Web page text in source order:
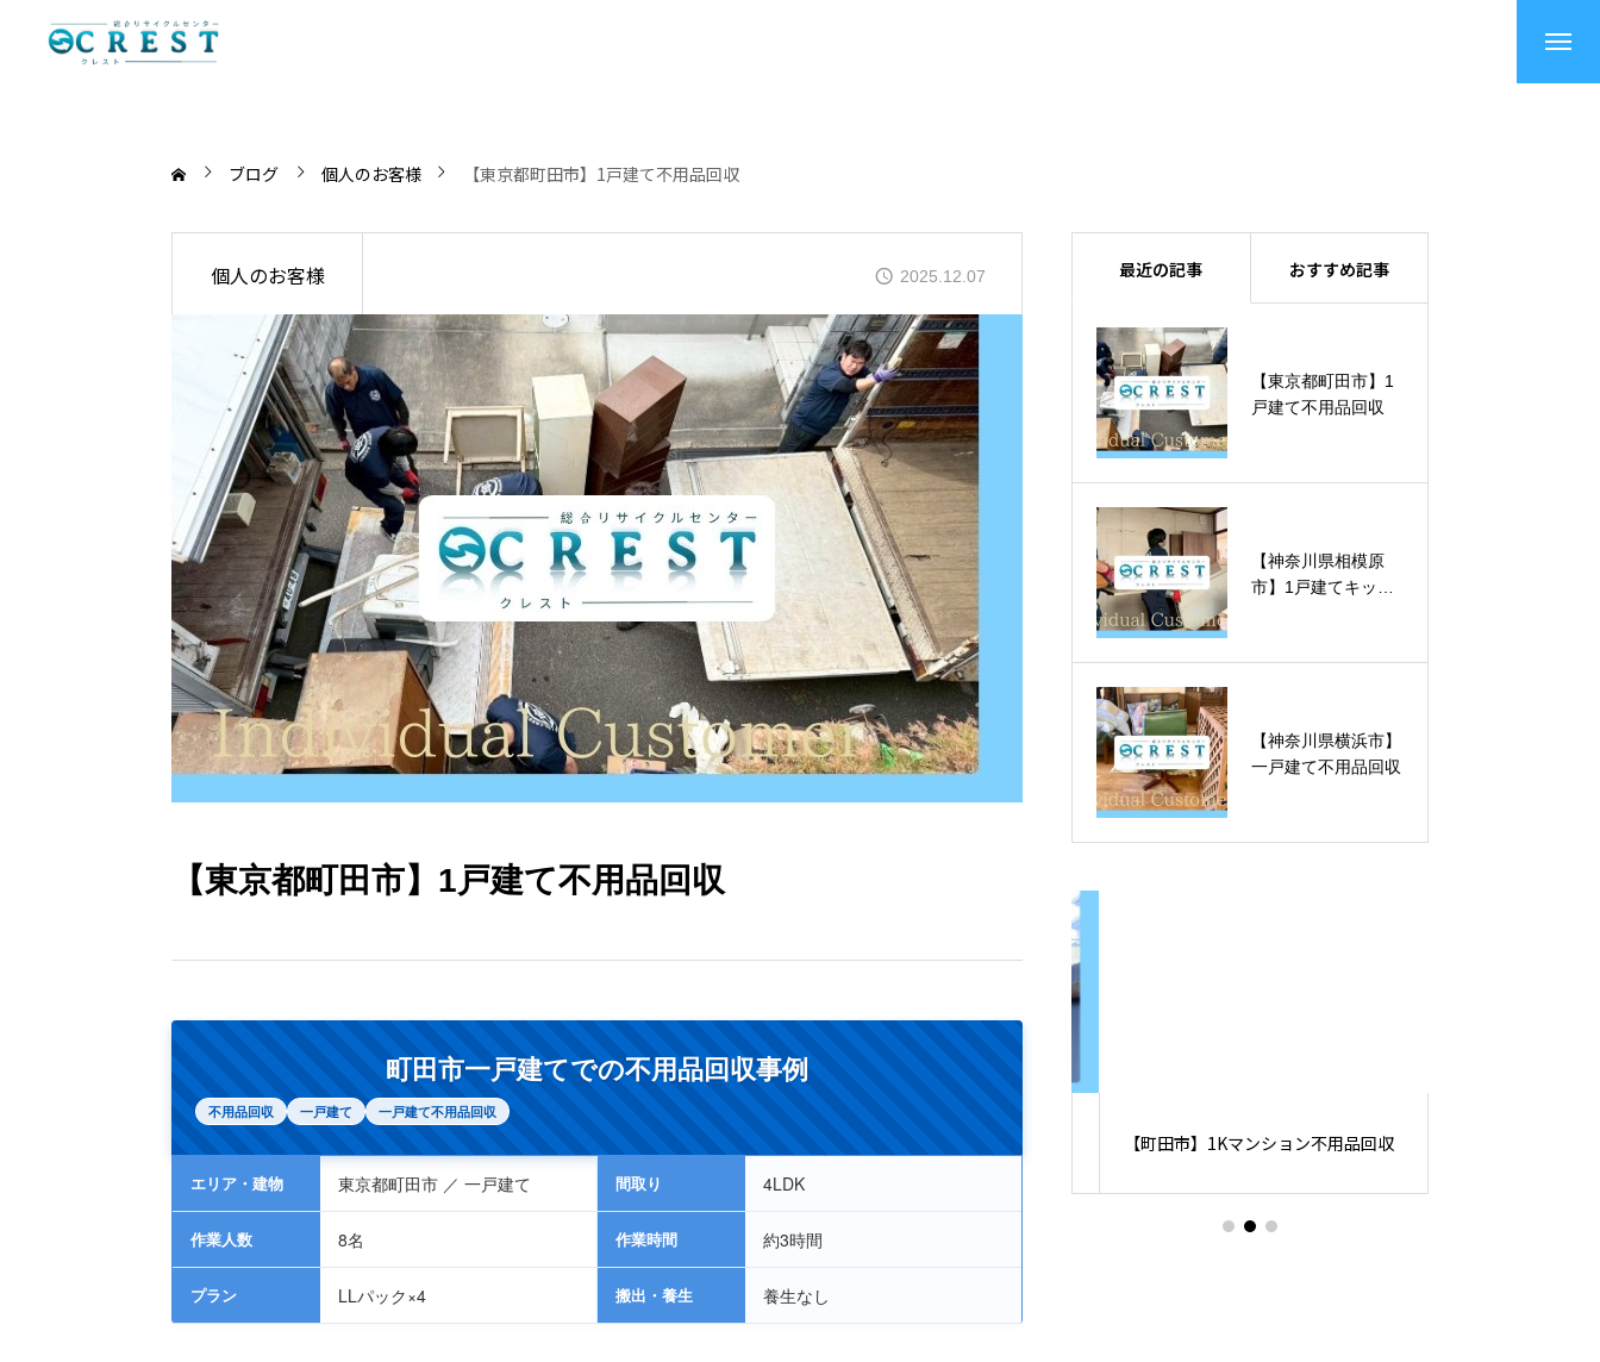
ブログ 個人のお客様 【東京都町田市】1戸建て不用品回収
個人のお客様 2025.12.07
【東京都町田市】1戸建て不用品回収
町田市一戸建てでの不用品回収事例
不用品回収 一戸建て 一戸建て不用品回収
エリア・建物 東京都町田市 ／ 一戸建て 間取り 4LDK
作業人数 8名 作業時間 約3時間
プラン LLパック×4 搬出・養生 養生なし
最近の記事 おすすめ記事
【東京都町田市】1
戸建て不用品回収
【神奈川県相模原
市】1戸建てキッチ
【神奈川県横浜市】
一戸建て不用品回収
【横浜市鶴見区】1
戸建て不用品回収
【神奈川県厚木市】
オフィス全撤去
【東京都板橋区】オ
フィス家具回収
【町田市】1Kマンション不用品回収